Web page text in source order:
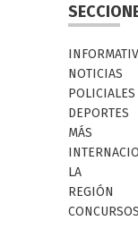
NOTICIAS
POLICIALES
DEPORTES
MÁS
LA
REGIÓN